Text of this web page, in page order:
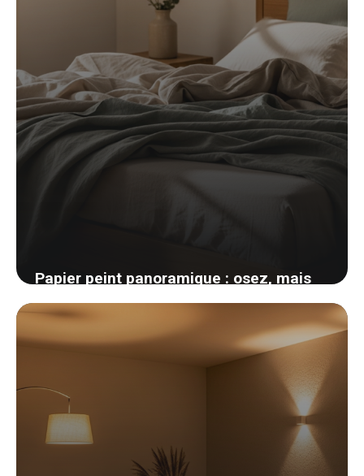
Papier peint panoramique : osez, mais
voici comment ne pas se planter